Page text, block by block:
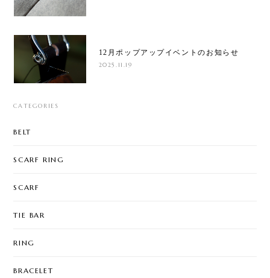
12月ポップアップイベントのお知らせ
2025.11.19
CATEGORIES
BELT
SCARF RING
SCARF
TIE BAR
RING
BRACELET